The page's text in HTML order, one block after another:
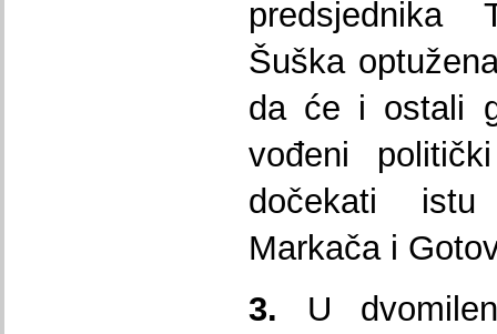
predsjednika
Šuška
da će i ostali
vođeni
dočekati istu
Markača i
3. U